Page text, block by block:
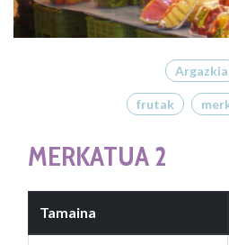
Argazkia
frutak
MERKATUA 2
Tamaina